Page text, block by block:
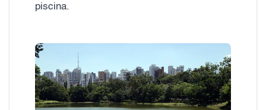
piscina.